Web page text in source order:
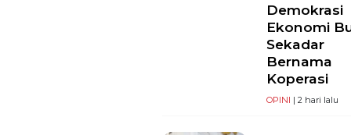
Demokrasi
Ekonomi
Sekadar
Bernama
Koperasi
OPINI | 2 hari lalu